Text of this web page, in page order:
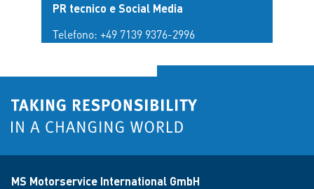
PR tecnico e Social Media
Telefono: +49 7139 9376-2996
MS Motorservice International GmbH